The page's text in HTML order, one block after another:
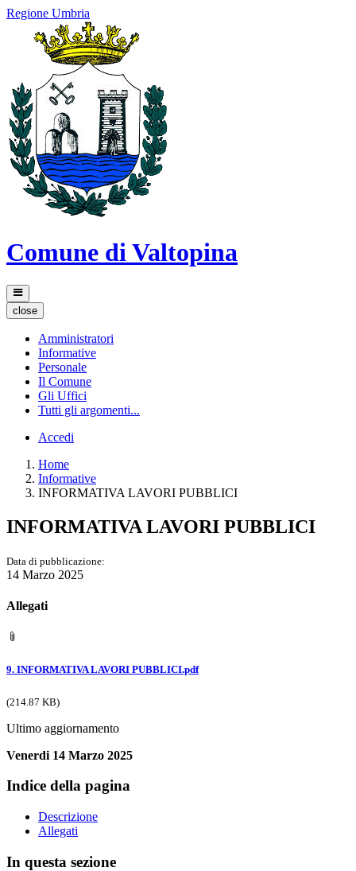
Regione Umbria
Comune di Valtopina
close
Amministratori
Informative
Personale
Il Comune
Gli Uffici
Tutti gli argomenti...
Accedi
Home
Informative
INFORMATIVA LAVORI PUBBLICI
INFORMATIVA LAVORI PUBBLICI
Data di pubblicazione:
14 Marzo 2025
Allegati
9. INFORMATIVA LAVORI PUBBLICI.pdf
(214.87 KB)
Ultimo aggiornamento
Venerdi 14 Marzo 2025
Indice della pagina
Descrizione
Allegati
In questa sezione